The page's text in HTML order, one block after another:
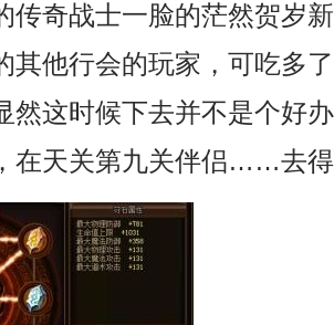
传奇战士一脸的茫然贺岁
其他行会的玩家，可吃多
然这时候下去并不是个好
在天关第九关伴侣……去